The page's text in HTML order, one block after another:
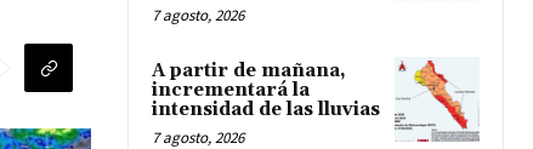
7 agosto, 2026
A partir de mañana,
incrementará la
intensidad de las lluvias
7 agosto, 2026